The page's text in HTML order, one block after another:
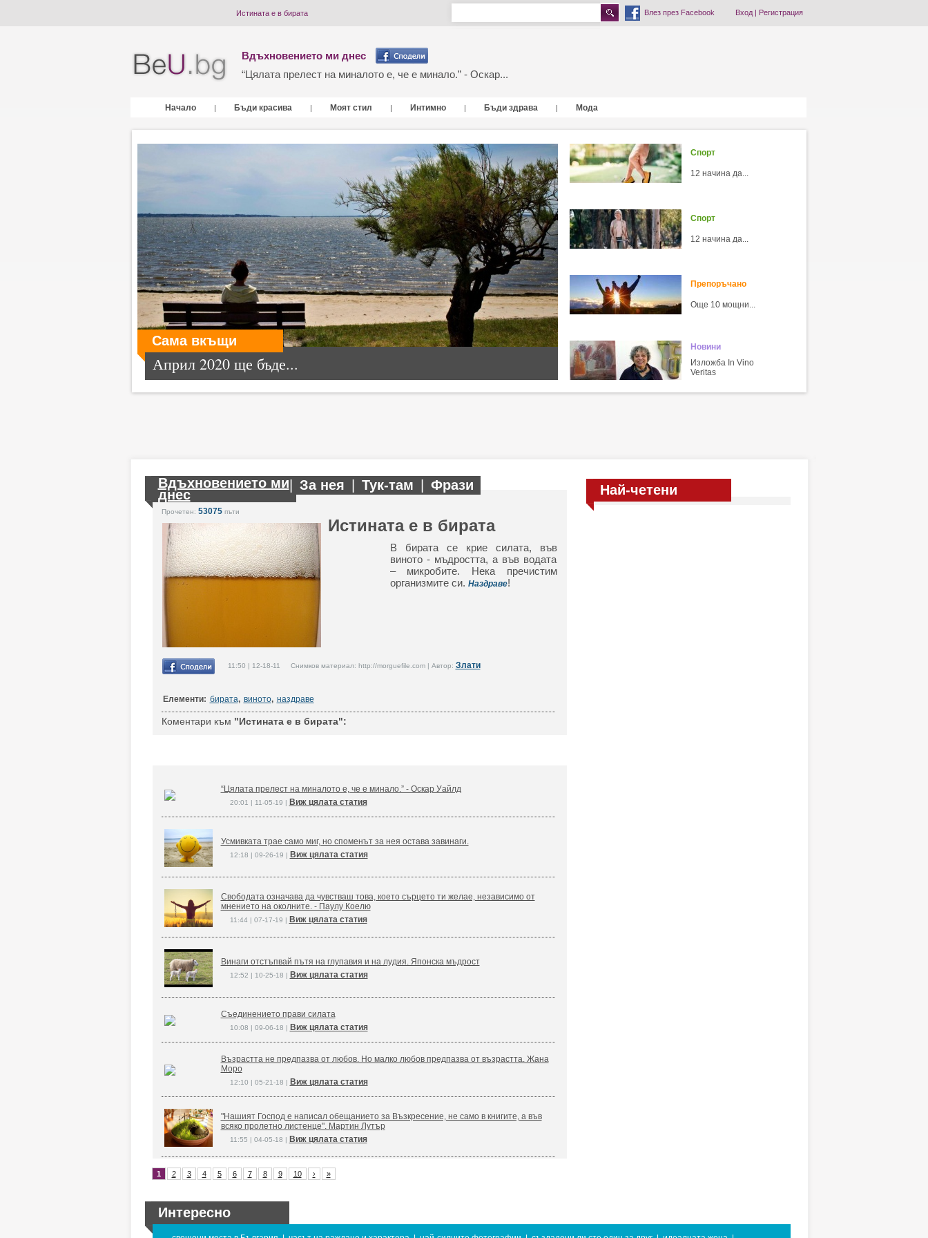
Истината е в бирата Влез през Facebook Вход| Регистрация
Вдъхновението ми днес
“Цялата прелест на миналото е, че е минало.” - Оскар...
Начало | Бъди красива | Моят стил | Интимно | Бъди здрава | Мода
Сама вкъщи
Април 2020 ще бъде...
Спорт
12 начина да...
Спорт
12 начина да...
Препоръчано
Още 10 мощни...
Новини
Изложба In Vino
Veritas
Вдъхновението ми
днес
| За нея Тук-там Фрази
Прочетен: 53075пъти
Истината е в бирата
В бирата се крие силата, във
виното - мъдростта, а във водата
– микробите. Нека пречистим
организмите си. Наздраве!
11:50 | 12-18-11 Снимков материал: http://morguefile.com | Автор: Злати
Елементи: бирата, виното, наздраве
Коментари към "Истината е в бирата":
“Цялата прелест на миналото е, че е минало.” - Оскар Уайлд
20:01 | 11-05-19 | Виж цялата статия
Усмивката трае само миг, но споменът за нея остава завинаги.
12:18 | 09-26-19 | Виж цялата статия
Свободата означава да чувстваш това, което сърцето ти желае, независимо от
мнението на околните. - Паулу Коелю
11:44 | 07-17-19 | Виж цялата статия
Винаги отстъпвай пътя на глупавия и на лудия. Японска мъдрост
12:52 | 10-25-18 | Виж цялата статия
Съединението прави силата
10:08 | 09-06-18 | Виж цялата статия
Възрастта не предпазва от любов. Но малко любов предпазва от възрастта. Жана
Моро
12:10 | 05-21-18 | Виж цялата статия
"Нашият Господ е написал обещанието за Възкресение, не само в книгите, а във
всяко пролетно листенце". Мартин Лутър
11:55 | 04-05-18 | Виж цялата статия
1 2 3 4 5 6 7 8 9 10 › »
Най-четени
Интересно